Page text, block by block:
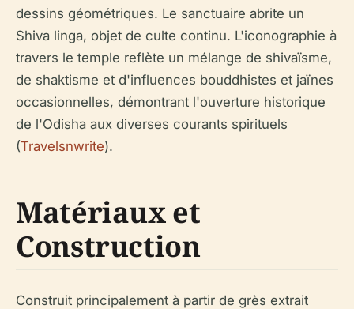
dessins géométriques. Le sanctuaire abrite un
Shiva linga, objet de culte continu. L'iconographie à
travers le temple reflète un mélange de shivaïsme,
de shaktisme et d'influences bouddhistes et jaïnes
occasionnelles, démontrant l'ouverture historique
de l'Odisha aux diverses courants spirituels
(Travelsnwrite).
Matériaux et
Construction
Construit principalement à partir de grès extrait